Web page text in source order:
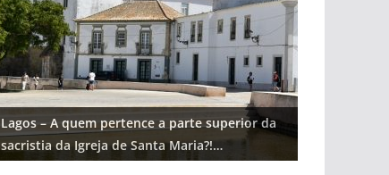
Lagos – A quem pertence a parte superior da
sacristia da Igreja de Santa Maria?!…